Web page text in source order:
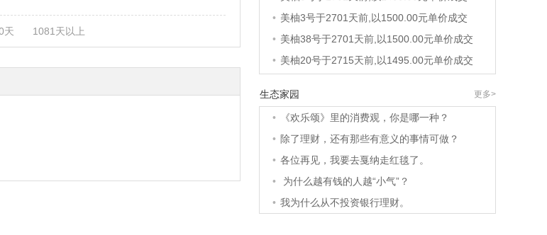
天 1081天以上
• 美柚3号于2701天前,以1500.00元单价成交
• 美柚38号于2701天前,以1500.00元单价成交
• 美柚20号于2715天前,以1495.00元单价成交
•
美柚10号于2718天前,以2000.00元单价成交
美柚8号于2720天前,以1490.00元单价成交
美柚5号于2724天前,以1498.00元单价成交
美柚5号于2725天前,以1465.00元单价成交
美柚9号于2725天前,以1910.00元单价成交
美柚20号于2727天前,以1495.00元单价成交
生态家园 更多>
•
《欢乐颂》里的消费观，你是哪一种？
• 除了理财，还有那些有意义的事情可做？
• 各位再见，我要去戛纳走红毯了。
•
为什么越有钱的人越“小气”？
• 我为什么从不投资银行理财。